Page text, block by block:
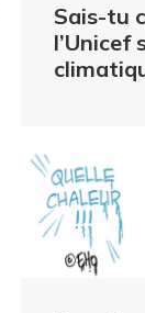
Sais-tu
l’Unicef